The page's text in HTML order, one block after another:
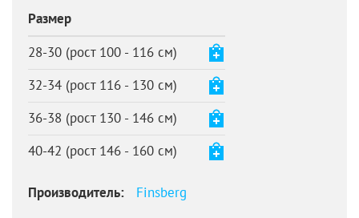
Размер
28-30 (рост 100 - 116 см)
32-34 (рост 116 - 130 см)
36-38 (рост 130 - 146 см)
40-42 (рост 146 - 160 см)
Производитель: Finsberg